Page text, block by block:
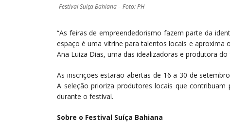
Festival Suiça Bahiana – Foto: PH
“As feiras de empreendedorismo fazem parte da
espaço é uma vitrine para talentos locais e aproxima
Ana Luiza Dias, uma das idealizadoras e produtora do
As inscrições estarão abertas de 16 a 30 de
A seleção prioriza produtores locais que
durante o festival.
Sobre o Festival Suíça Bahiana